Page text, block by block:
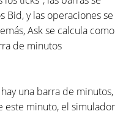
Bid, y las operaciones se
Ask se calcula como
de minutos
una barra de minutos,
este minuto, el simulador